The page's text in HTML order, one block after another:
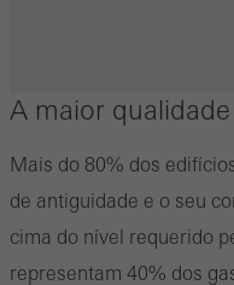
A maior
Mais do 80% dos
de antiguidade e o seu
cima do nível requerido
representam 40% dos
avaliação das campanhas
sobre como o site é
gasto no site e as páginas